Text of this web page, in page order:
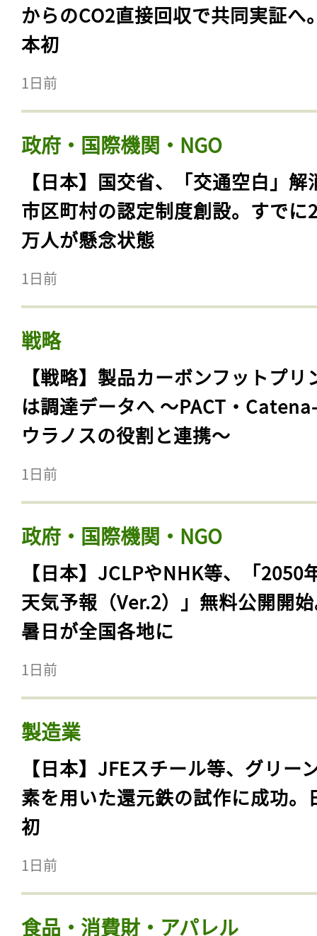
からのCO2直接回収で共同実証へ
本初
1日前
政府・国際機関・NGO
【日本】国交省、「交通空白」解
市区町村の認定制度創設。すでに
万人が懸念状態
1日前
戦略
【戦略】製品カーボンフットプリ
は調達データへ 〜PACT・
ウラノスの役割と連携〜
1日前
政府・国際機関・NGO
【日本】JCLPやNHK等、「2050
天気予報（Ver.2）」無料公開開
暑日が全国各地に
1日前
製造業
【日本】JFEスチール等、グリー
素を用いた還元鉄の試作に成功。
初
1日前
食品・消費財・アパレル